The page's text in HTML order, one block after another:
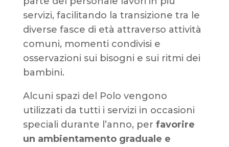
servizi, facilitando la transizione tra le
diverse fasce di età attraverso attività
comuni, momenti condivisi e
osservazioni sui bisogni e sui ritmi dei
bambini.
Alcuni spazi del Polo vengono
utilizzati da tutti i servizi in occasioni
speciali durante l’anno, per favorire
un ambientamento graduale e